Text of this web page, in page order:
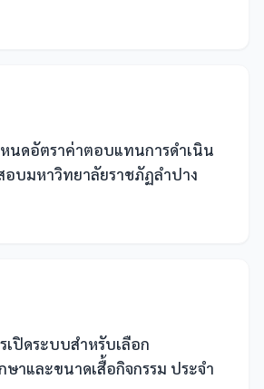
หนดอัตราค่าตอบแทนการดำเนิน
บมหาวิทยาลัยราชภัฏลำปาง
เปิดระบบสำหรับเลือก
ษาและขนาดเสื้อกิจกรรม ประจำ